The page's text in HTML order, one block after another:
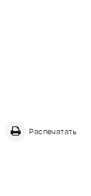
Распечатать